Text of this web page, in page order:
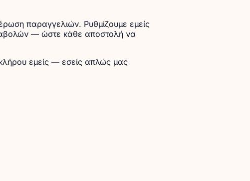
παραγγελιών. Ρυθμίζουμε εμείς
— ώστε κάθε αποστολή να
εμείς — εσείς απλώς μας